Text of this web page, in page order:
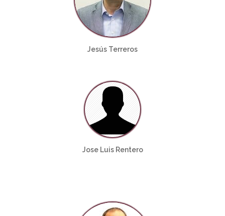
Jesús Terreros
Jose Luis Rentero